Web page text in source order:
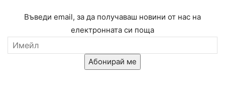
Въведи email, за да получаваш новини от нас на
електронната си поща
Абонирай ме